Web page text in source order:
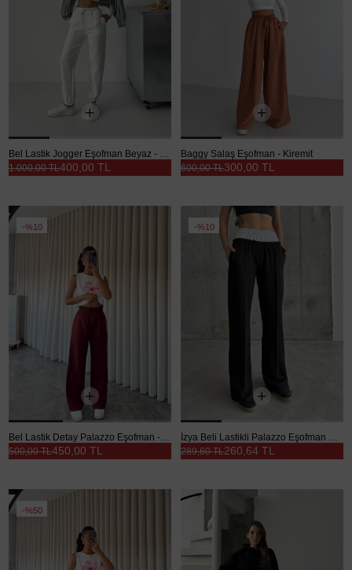
Bel Lastik Jogger Eşofman Beyaz - Beyaz
400,00 TL
1.000,00 TL
Baggy Salaş Eşofman - Kiremit
300,00 TL
600,00 TL
%10
450,00 TL
500,00 TL
%10
260,64 TL
289,60 TL
%50